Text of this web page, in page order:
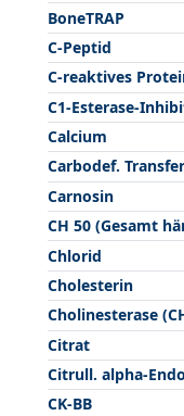
BoneTRAP
C-Peptid
C-reaktives
C1-Esterase-
Calcium
Carbodef.
Carnosin
CH 50 (Gesamt
Chlorid
Cholesterin
Cholinesterase
Citrat
Citrull. alpha-
CK-BB